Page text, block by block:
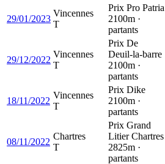
29/01/2023
Vincennes
T
Prix Pro Patria
2100m ·
partants
29/12/2022
Vincennes
T
Prix De
Deuil-la-barre
2100m ·
partants
18/11/2022
Vincennes
T
Prix Dike
2100m ·
partants
08/11/2022
Chartres
T
Prix Grand
Litier Chartres
2825m ·
partants